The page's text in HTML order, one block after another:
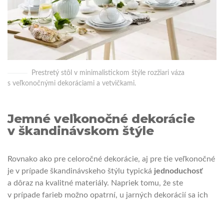
Prestretý stôl v minimalistickom štýle rozžiari váza
s veľkonočnými dekoráciami a vetvičkami.
Jemné veľkonočné dekorácie
v škandinávskom štýle
Rovnako ako pre celoročné dekorácie, aj pre tie veľkonočné
je v prípade škandinávskeho štýlu typická jednoduchosť
a dôraz na kvalitné materiály. Napriek tomu, že ste
v prípade farieb možno opatrní, u jarných dekorácií sa ich